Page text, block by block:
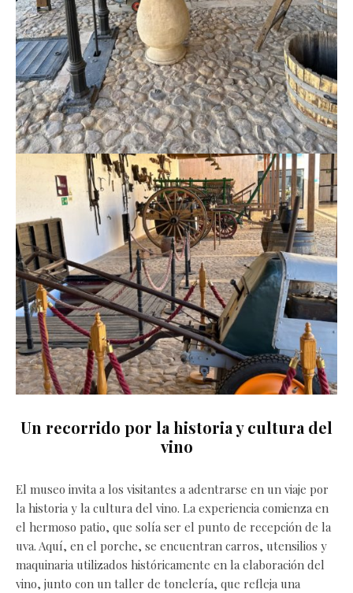
Un recorrido por la historia y cultura del
vino
El museo invita a los visitantes a adentrarse en un viaje por
la historia y la cultura del vino. La experiencia comienza en
el hermoso patio, que solía ser el punto de recepción de la
uva. Aquí, en el porche, se encuentran carros, utensilios y
maquinaria utilizados históricamente en la elaboración del
vino, junto con un taller de tonelería, que refleja una